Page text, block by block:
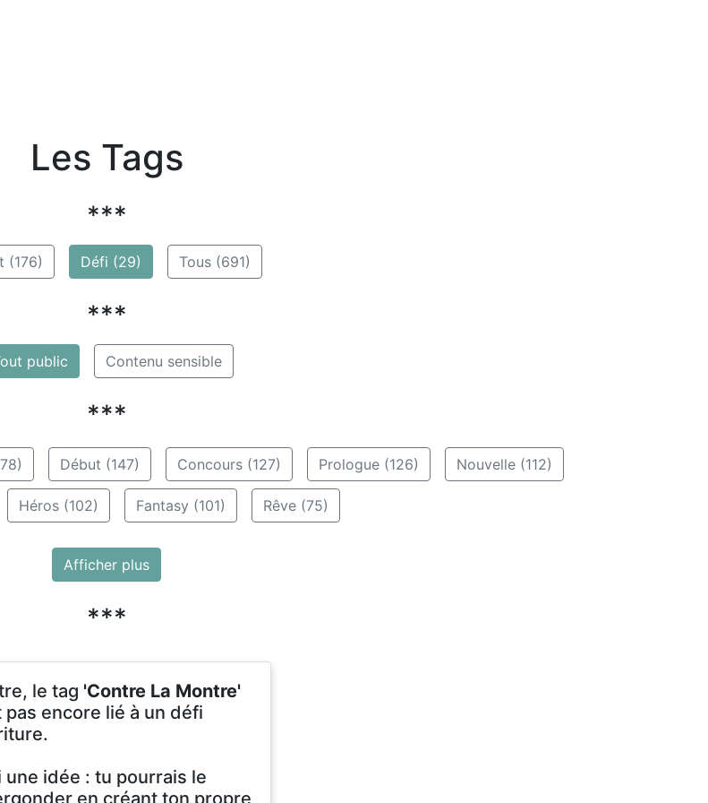
Les Tags
***
(176) Défi (29) Tous (691)
***
public Contenu sensible
***
Début (147) Concours (127) Prologue (126) Nouvelle (112)
Héros (102) Fantasy (101) Rêve (75)
Afficher plus
***
le tag 'Contre La Montre'
pas encore lié à un défi
une idée : tu pourrais le
en créant ton propre